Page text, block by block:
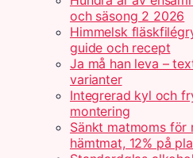
och säsong 2 2026
Himmelsk
guide och recept
Ja må han leva –
varianter
Integrerad kyl och
montering
Sänkt matmoms för
hämtmat, 12% på